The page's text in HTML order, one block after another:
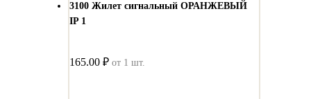
3100 Жилет сигнальный ОРАНЖЕВЫЙ
IP 1
165.00 ₽ от 1 шт.